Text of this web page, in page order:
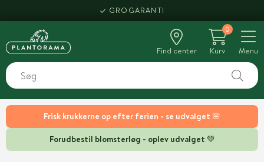
Frisk krukkerne op efter ferien - se udvalget 🌸
Forudbestil blomsterløg - oplev udvalget 💚
GROGARANTI
Find center
0
Kurv
Menu